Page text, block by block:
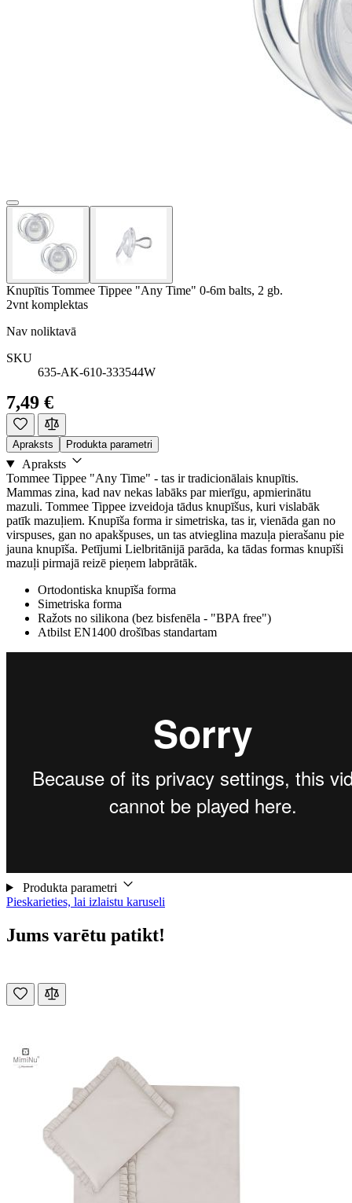
Knupītis Tommee Tippee "Any Time" 0-6m balts, 2 gb.
2vnt komplektas
Nav noliktavā
SKU
635-AK-610-333544W
7,49 €
Apraksts Produkta parametri
Apraksts
Tommee Tippee "Any Time" - tas ir tradicionālais knupītis.
Mammas zina, kad nav nekas labāks par mierīgu, apmierinātu
mazuli. Tommee Tippee izveidoja tādus knupīšus, kuri vislabāk
patīk mazuļiem. Knupīša forma ir simetriska, tas ir, vienāda gan no
virspuses, gan no apakšpuses, un tas atvieglina mazuļa pierašanu pie
jauna knupīša. Petījumi Lielbritānijā parāda, ka tādas formas knupīši
mazuļi pirmajā reizē pieņem labprātāk.
Ortodontiska knupīša forma
Simetriska forma
Ražots no silikona (bez bisfenēla - "BPA free")
Atbilst EN1400 drošības standartam
Produkta parametri
Pieskarieties, lai izlaistu karuseli
Jums varētu patikt!